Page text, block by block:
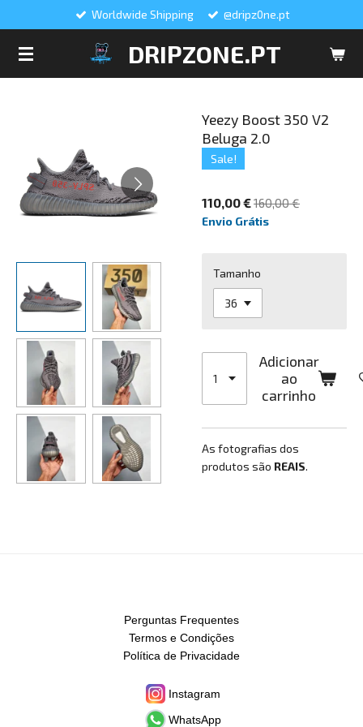
DRIPZONE.PT
Worldwide Shipping @dripz0ne.pt
Yeezy Boost 350 V2
Beluga 2.0
Sale!
110,00 €160,00 €
Envio Grátis
Tamanho
Adicionar
ao
carrinho
As fotografias dos
produtos são REAIS.
Perguntas Frequentes
Termos e Condições
Política de Privacidade
Instagram
WhatsApp